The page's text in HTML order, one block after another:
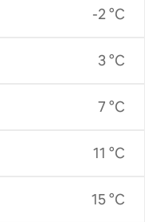
-2 °C
3 °C
7 °C
11 °C
15 °C